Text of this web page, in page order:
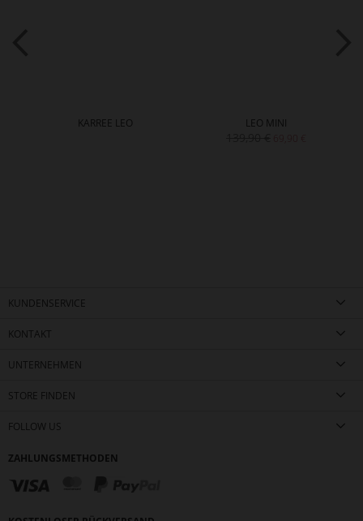
KARREE LEO LEO MINI
KUNDENSERVICE
KONTAKT
UNTERNEHMEN
STORE FINDEN
FOLLOW US
ZAHLUNGSMETHODEN